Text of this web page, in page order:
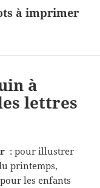
à imprimer
à
lettres
: pour illustrer
printemps,
les enfants